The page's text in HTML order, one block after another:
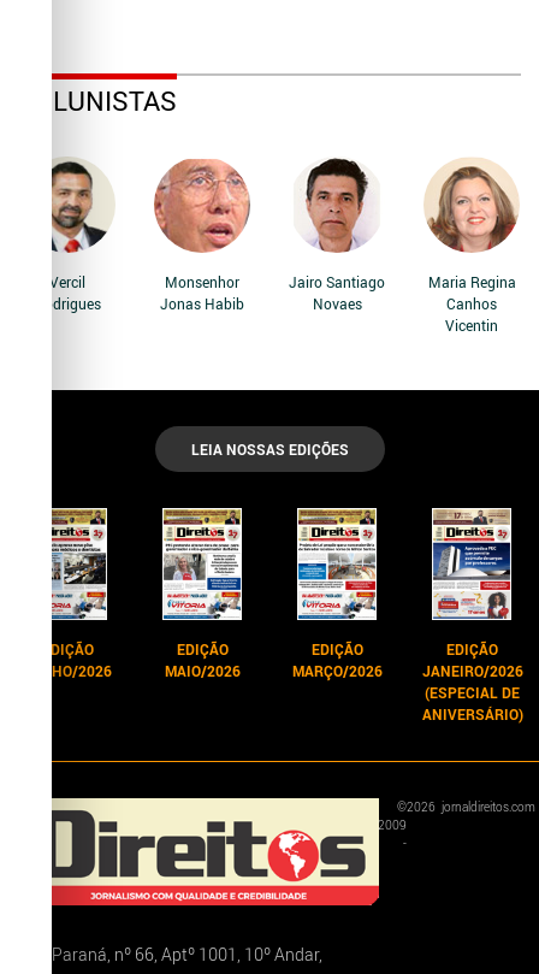
COLUNISTAS
Vercil
Rodrigues
Monsenhor
Jonas Habib
Jairo Santiago
Novaes
Maria Regina
Canhos
Vicentin
LEIA NOSSAS EDIÇÕES
EDIÇÃO
JUNHO/2026
EDIÇÃO
MAIO/2026
EDIÇÃO
MARÇO/2026
EDIÇÃO
JANEIRO/2026
(ESPECIAL DE
ANIVERSÁRIO)
Rua Paraná, nº 66, Aptº 1001, 10º Andar,
©
2009
-
2026 jornaldireitos.com